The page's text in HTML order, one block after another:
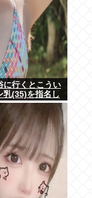
に行くとこうい
乳(35)を指名し